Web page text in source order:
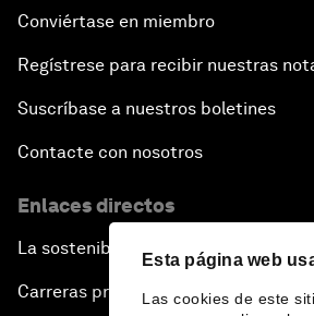
Esta página web
Las cookies de este
Conviértase en miembro
Regístrese para recibir nuestras
Suscríbase a nuestros boletines
Contacte con nosotros
Enlaces directos
La sostenibilidad en el Foro
Carreras profesionales